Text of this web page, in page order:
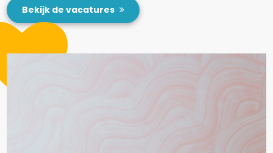
Bekijk de vacatures